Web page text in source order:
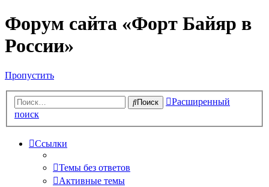
Форум сайта «Форт Байяр в
России»
Пропустить
Поиск
Расширенный
поиск
Ссылки
Темы без ответов
Активные темы